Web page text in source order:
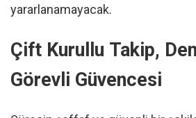
yararlanamayacak.
Çift Kurullu Takip,
Görevli Güvencesi